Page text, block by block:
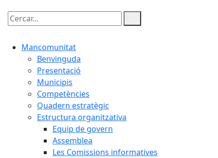
Cercar:
Mancomunitat
Benvinguda
Presentació
Municipis
Competències
Quadern estratègic
Estructura organitzativa
Equip de govern
Assemblea
Les Comissions informatives